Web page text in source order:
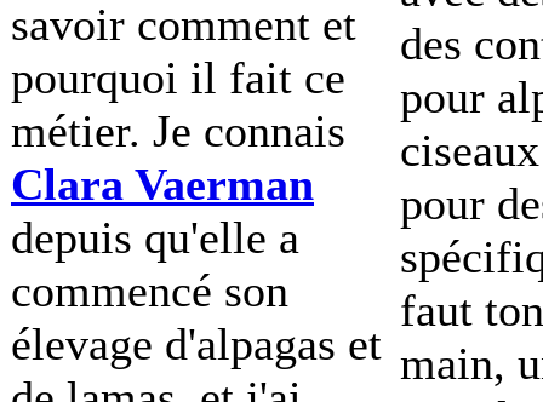
savoir comment et
pourquoi il fait ce
métier. Je connais
Clara Vaerman
depuis qu'elle a
commencé son
élevage d'alpagas et
des
pour
pour
faut
main,